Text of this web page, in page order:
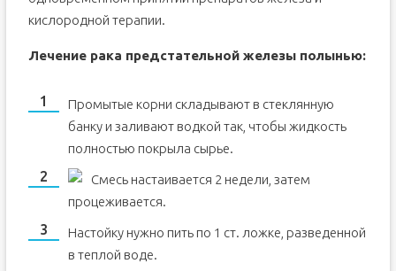
кислородной терапии.
Лечение рака предстательной железы полынью:
Промытые корни складывают в стеклянную
банку и заливают водкой так, чтобы жидкость
полностью покрыла сырье.
Смесь настаивается 2 недели, затем
процеживается.
Настойку нужно пить по 1 ст. ложке, разведенной
в теплой воде.